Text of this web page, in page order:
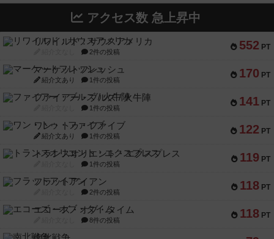
アクセス数 急上昇中
552 PT
リワイルド：サウスアメリカ
2件の投稿
170 PT
マーケットフレッシュ
紹介文あり 1件の投稿
141 PT
ファイアー・ブルズ / 火牛陣
1件の投稿
122 PT
ワン・トゥ・ファイブ
紹介文あり 1件の投稿
119 PT
トランスオリエント・エクスプレス
1件の投稿
118 PT
フラットアイアン
2件の投稿
118 PT
エコーズ・オブ・タイム
8件の投稿